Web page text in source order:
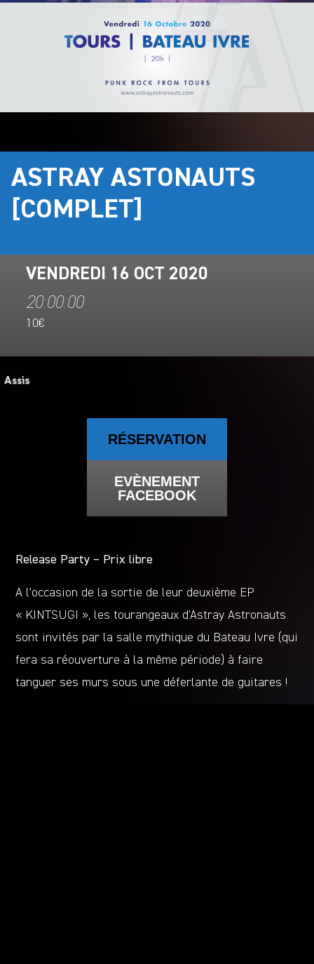
ASTRAY ASTONAUTS
[COMPLET]
VENDREDI 16 OCT 2020
20:00:00
10€
RÉSERVATION
EVÈNEMENT
FACEBOOK
Release Party – Prix libre
A l’occasion de la sortie de leur deuxième EP
« KINTSUGI », les tourangeaux d’Astray Astronauts
sont invités par la salle mythique du Bateau Ivre (qui
fera sa réouverture à la même période) à faire
tanguer ses murs sous une déferlante de guitares !